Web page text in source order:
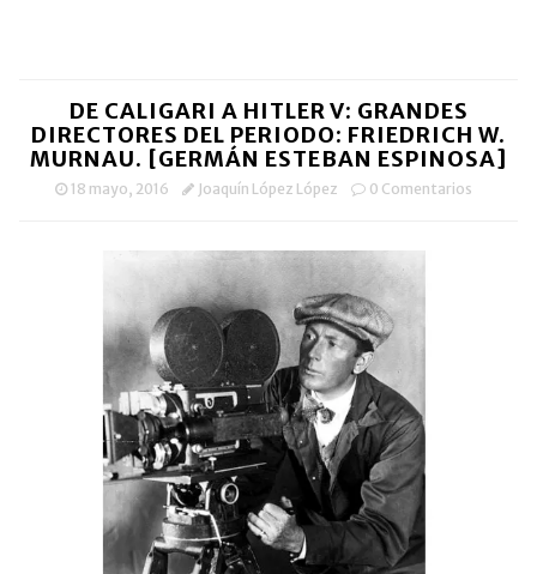
DE CALIGARI A HITLER V: GRANDES
DIRECTORES DEL PERIODO: FRIEDRICH W.
MURNAU. [GERMÁN ESTEBAN ESPINOSA]
18 mayo, 2016 Joaquín López López 0 Comentarios